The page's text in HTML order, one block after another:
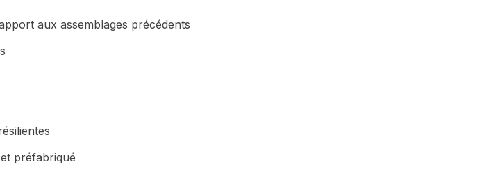
aux assemblages précédents
préfabriqué